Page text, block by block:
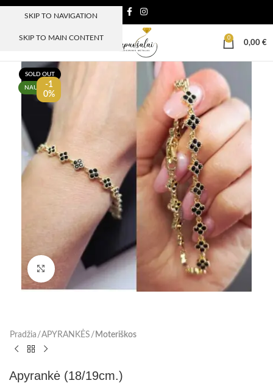
SKIP TO NAVIGATION
SKIP TO MAIN CONTENT
MENIU
0
0,00 €
-1
0%
SOLD OUT
NAUJIENA
Paspauskite, kad padidinti
Pradžia APYRANKĖS Moteriškos
Apyrankė (18/19cm.)